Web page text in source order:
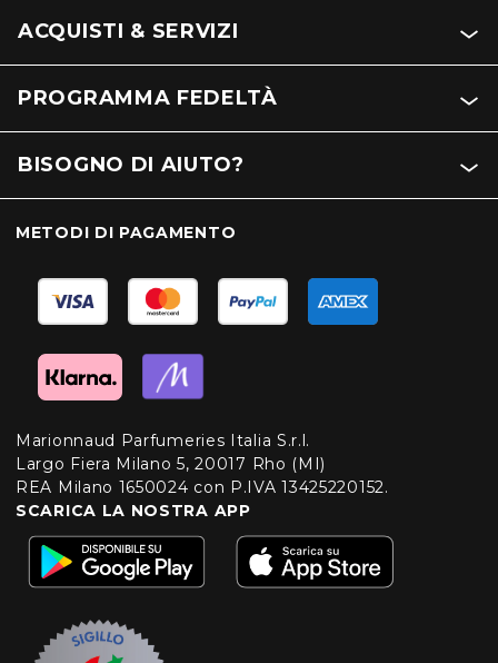
ACQUISTI & SERVIZI
PROGRAMMA FEDELTÀ
BISOGNO DI AIUTO?
METODI DI PAGAMENTO
Marionnaud Parfumeries Italia S.r.l.
Largo Fiera Milano 5, 20017 Rho (MI)
REA Milano 1650024 con P.IVA 13425220152.
SCARICA LA NOSTRA APP